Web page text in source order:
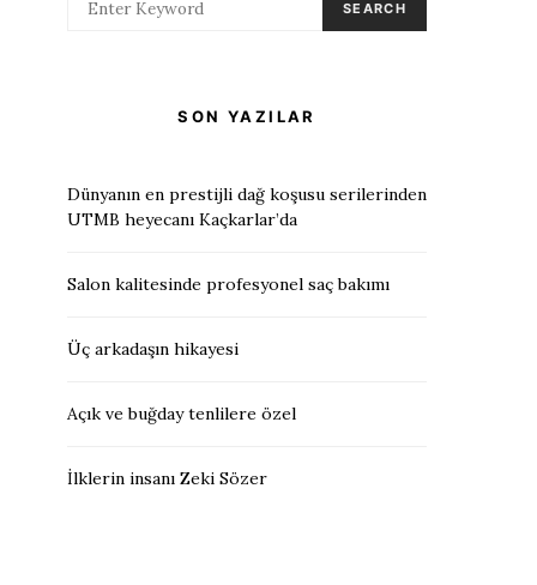
SEARCH
SON YAZILAR
Dünyanın en prestijli dağ koşusu serilerinden
UTMB heyecanı Kaçkarlar’da
Salon kalitesinde profesyonel saç bakımı
Üç arkadaşın hikayesi
Açık ve buğday tenlilere özel
İlklerin insanı Zeki Sözer